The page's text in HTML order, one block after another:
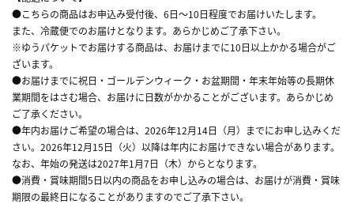
●こちらの商品はお申込み受付後、6日～10日程度でお届けいたします。
また、冷蔵便でのお届けとなります。あらかじめご了承下さい。
※ゆうパケットでお届けする商品は、お届けまでに10日以上かかる場合がご
ざいます。
●お届けまでに祝日・ゴールデンウィーク・お盆期間・年末年始等の長期休
業期間をはさむ場合、お届けに日数がかかることがございます。あらかじめ
ご了承ください。
●年内お届けご希望の場合は、2026年12月14日（月）までにお申し込みくだ
さい。2026年12月15日（火）以降は年内にお届けできない場合があります。
なお、年始の発送は2027年1月7日（木）からとなります。
●消費・賞味期間5日以内の商品をお申し込みの場合は、お届けが消費・賞味
期限の最終日になることがありますのでご了承下さい。